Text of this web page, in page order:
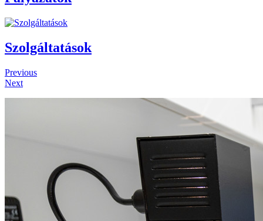
Szolgáltatások
Previous
Next